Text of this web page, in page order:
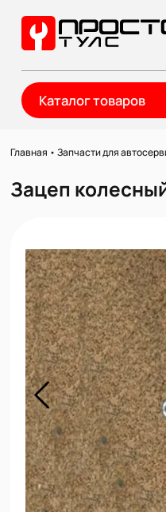
Каталог товаров
Главная •Запчасти для
Зацеп